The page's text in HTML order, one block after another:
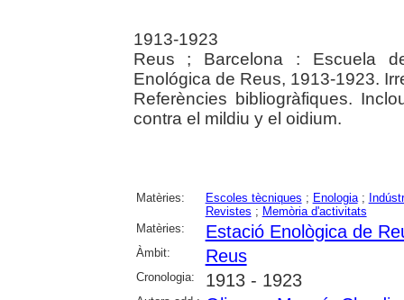
1913-1923
Reus ; Barcelona : Escuela
Enológica de Reus, 1913-1923.
Referències bibliogràfiques.
contra el mildiu y el oidium.
Matèries: Escoles tècniques ; Enologia;
Revistes ; Memòria d'activitats
Matèries:
Estació Enològica de
Àmbit: Reus
Cronologia: 1913 - 1923